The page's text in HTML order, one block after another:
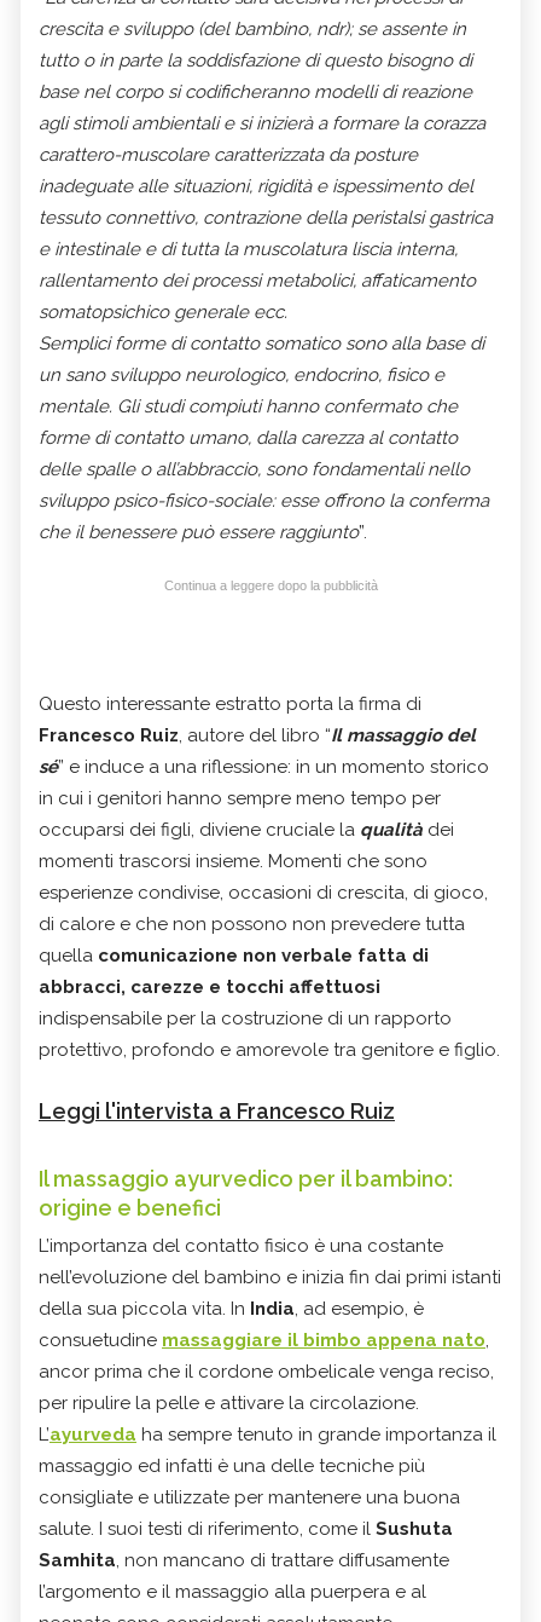
crescita e sviluppo (del bambino, ndr); se assente in
tutto o in parte la soddisfazione di questo bisogno di
base nel corpo si codificheranno modelli di reazione
agli stimoli ambientali e si inizierà a formare la corazza
carattero-muscolare caratterizzata da posture
inadeguate alle situazioni, rigidità e ispessimento del
tessuto connettivo, contrazione della peristalsi gastrica
e intestinale e di tutta la muscolatura liscia interna,
rallentamento dei processi metabolici, affaticamento
somatopsichico generale ecc.
Semplici forme di contatto somatico sono alla base di
un sano sviluppo neurologico, endocrino, fisico e
mentale. Gli studi compiuti hanno confermato che
forme di contatto umano, dalla carezza al contatto
delle spalle o all’abbraccio, sono fondamentali nello
sviluppo psico-fisico-sociale: esse offrono la conferma
che il benessere può essere raggiunto”.
Continua a leggere dopo la pubblicità
Questo interessante estratto porta la firma di
Francesco Ruiz, autore del libro “Il massaggio del
sé” e induce a una riflessione: in un momento storico
in cui i genitori hanno sempre meno tempo per
occuparsi dei figli, diviene cruciale la qualità dei
momenti trascorsi insieme. Momenti che sono
esperienze condivise, occasioni di crescita, di gioco,
di calore e che non possono non prevedere tutta
quella comunicazione non verbale fatta di
abbracci, carezze e tocchi affettuosi
indispensabile per la costruzione di un rapporto
protettivo, profondo e amorevole tra genitore e figlio.
Leggi l'intervista a Francesco Ruiz
Il massaggio ayurvedico per il bambino:
origine e benefici
L’importanza del contatto fisico è una costante
nell’evoluzione del bambino e inizia fin dai primi istanti
della sua piccola vita. In India, ad esempio, è
consuetudine massaggiare il bimbo appena nato,
ancor prima che il cordone ombelicale venga reciso,
per ripulire la pelle e attivare la circolazione.
L’ayurveda ha sempre tenuto in grande importanza il
massaggio ed infatti è una delle tecniche più
consigliate e utilizzate per mantenere una buona
salute. I suoi testi di riferimento, come il Sushuta
Samhita, non mancano di trattare diffusamente
l’argomento e il massaggio alla puerpera e al